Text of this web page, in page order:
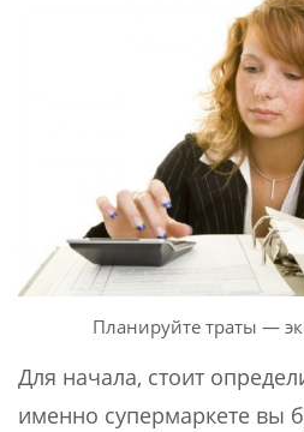
Планируйте траты —
Для начала, стоит
именно супермаркете вы